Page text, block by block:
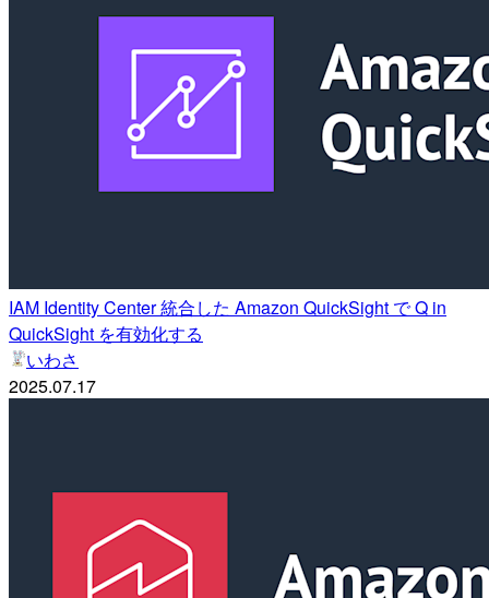
IAM Identity Center 統合した Amazon QuickSight で Q in
QuickSight を有効化する
いわさ
2025.07.17